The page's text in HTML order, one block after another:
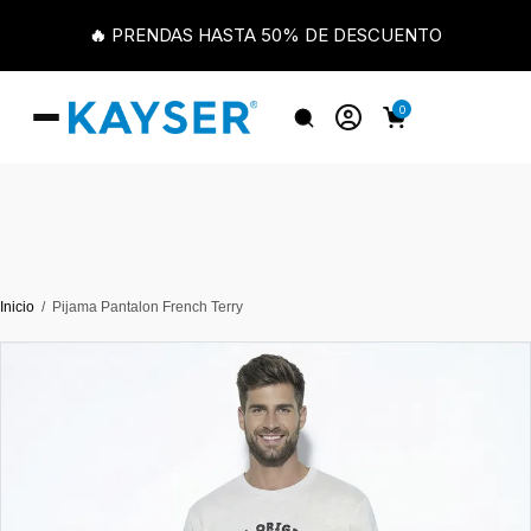
🔥 PRENDAS HASTA 50% DE DESCUENTO
0
Inicio Pijama Pantalon French Terry